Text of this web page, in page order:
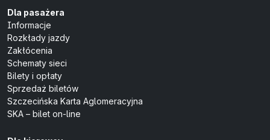
Dla pasażera
Informacje
Rozkłady jazdy
Zakłócenia
Schematy sieci
Bilety i opłaty
Sprzedaż biletów
Szczecińska Karta Aglomeracyjna
SKA – bilet on-line